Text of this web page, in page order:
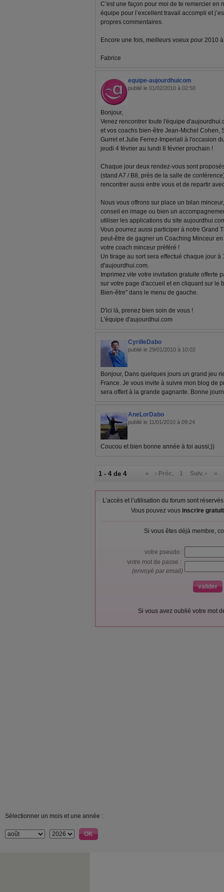
C’est une façon pour moi de te remercier en
équipe pour l’excellent travail accompli et
propres commentaires.
Encore une fois, meilleurs voeux pour 2010
Fabrice
equipe-aujourdhuicom
publié le 01/02/2010 à 02:50
Bonjour,
Venez rencontrer toute l'équipe
et vos coachs bien-être Jean-Michel Cohen,
Gurret et Julie Ferrez-Imperiali à l'occasion
jeudi 4 février au lundi 8 février prochain !
Chaque jour deux rendez-vous sont
(stand A7 / B8, près de la salle de
rencontrer aussi entre vous et de repartir
Nous vous offrons sur place un bilan
conseil en image ou bien un
utiliser les applications du site
Vous pourrez aussi participer à notre Grand
peut-être de gagner un Coaching Minceur
votre coach minceur préféré !
Un tirage au sort sera effectué chaque jour à
d'aujourdhui.com.
Imprimez vite votre invitation gratuite offerte
sur votre page d'accueil et en cliquant sur le
Bien-être" dans le menu de gauche.
D'ici là, prenez bien soin de vous !
L'équipe d'aujourdhui.com
CyrilleDabo
publié le 29/01/2010 à 10:02
Bonjour, Dans quelques jours un grand jeu
France. Je vous invite à suivre mon blog de
sera offert à la grande gagnante. Bonne
AneLorDabo
publié le 11/01/2010 à 09:24
Coucou et bien bonne année à toi aussi;))
1 - 4 de 4 « ‹ Préc. 1 Suiv. › »
L’accès et l’utilisation du forum sont
Vous pouvez vous inscrire
Si vous êtes déjà membre,
votre pseudo :
votre mot de passe :
(envoyé par email)
Si vous avez oublié votre mot
Sélectionner un mois et une année :